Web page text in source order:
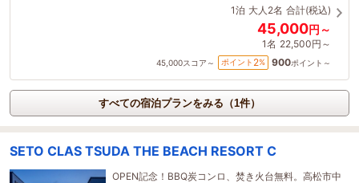
1泊 大人2名 合計(税込)
45,000円～
1名 22,500円～
45,000スコア～ ポイント 2% 900ポイント～
すべての宿泊プランをみる（1件）
SETO CLAS TSUDA THE BEACH RESORT C
OPEN記念！BBQ炭コンロ、焚き火台無料。高松市中